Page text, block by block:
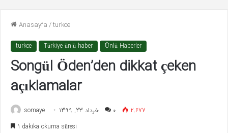
Anasayfa/turkce
turkce Türkiye ünlü haber Ünlü Haberler
Songül Öden’den dikkat çeken
açıklamalar
somaye خرداد 23, 1399 ۰
2.677
1 dakika okuma süresi